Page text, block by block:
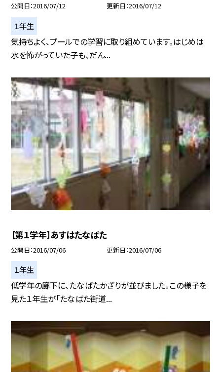
公開日 2016/07/12 更新日 2016/07/12
１年生
気持ちよく、プールでの学習に取り組めています。はじめは
水を怖がっていた子も、だん...
【第１学年】あすはたなばた
公開日 2016/07/06 更新日 2016/07/06
１年生
低学年の廊下に、たなばたかざりが並びました。この様子を
見た１年生が「たなばた街道...